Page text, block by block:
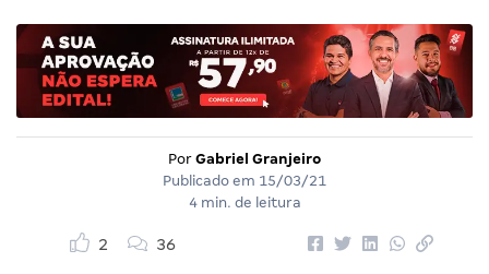
Por Gabriel Granjeiro
Publicado em 15/03/21
4 min. de leitura
2 36